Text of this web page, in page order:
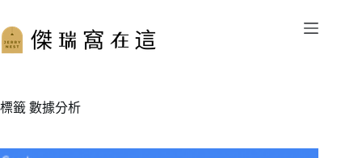
至
主
容
標籤 數據分析